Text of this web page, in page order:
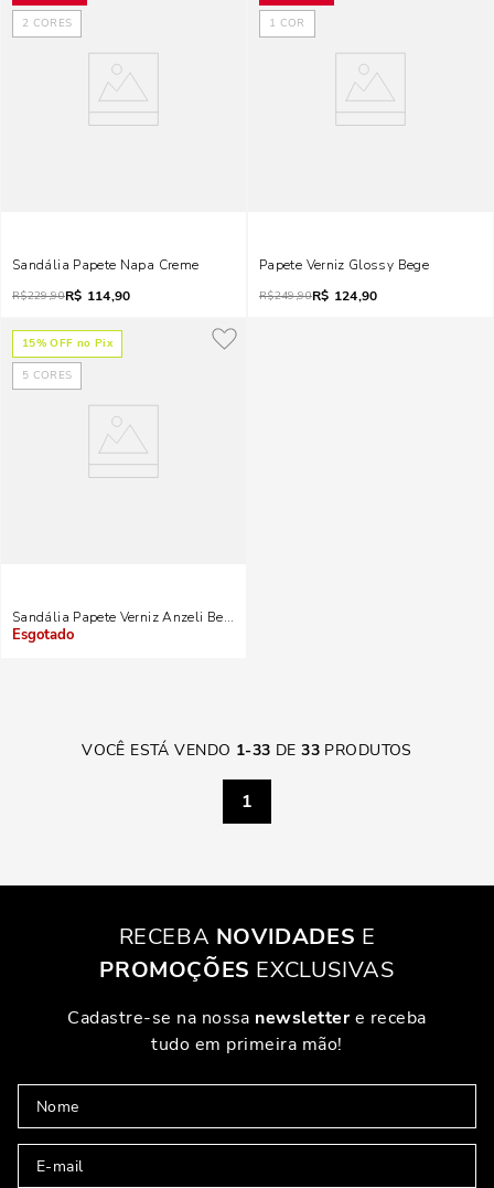
2 CORES
Sandália Papete Napa Creme
R$229,90R$ 114,90
1 COR
Papete Verniz Glossy Bege
R$249,90R$ 124,90
15% OFF no Pix
5 CORES
Sandália Papete Verniz Anzeli Bege Taupe
Indisponível
VOCÊ ESTÁ VENDO 1-33 DE33 PRODUTOS
1
RECEBA NOVIDADES E
PROMOÇÕES EXCLUSIVAS
Cadastre-se na nossa newslettere receba
tudo em primeira mão!